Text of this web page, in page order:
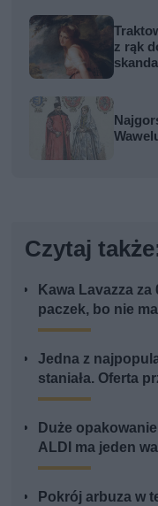
z rąk
Czytaj
Kawa Lavazza
paczek, bo nie
Jedna z
staniała. Oferta
Duże
ALDI ma jeden
Pokrój arbuza w